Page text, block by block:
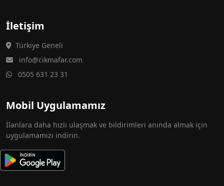
İletişim
Türkiye Geneli
info@cikmafar.com
0505 631 23 31
Mobil Uygulamamız
İlanlara daha hızlı ulaşmak ve bildirimleri anında almak için
uygulamamızı indirin.